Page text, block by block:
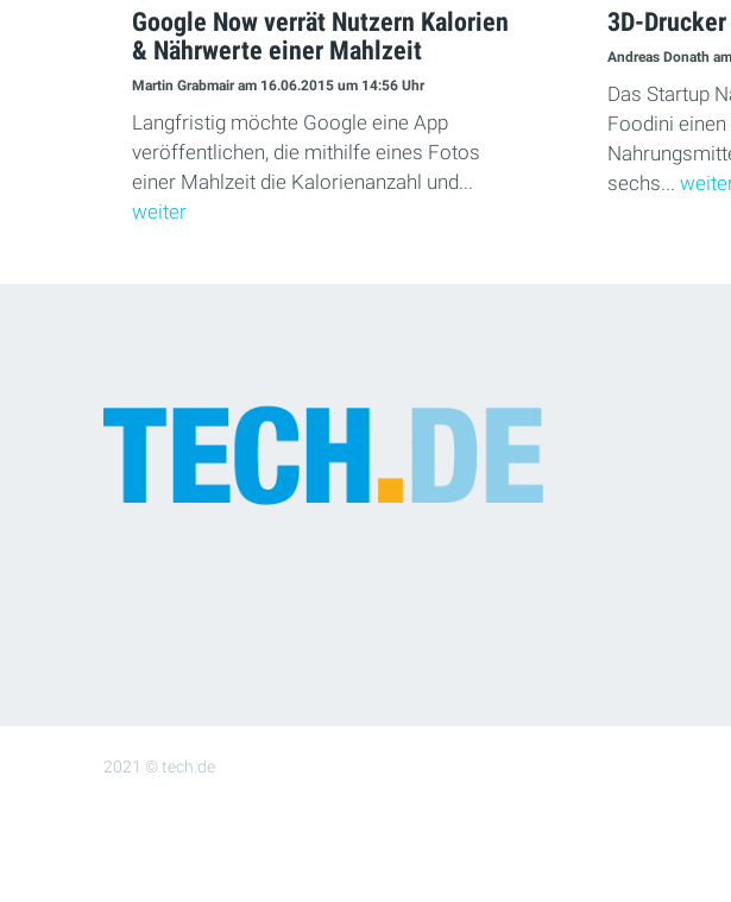
Google Now verrät Nutzern Kalorien
& Nährwerte einer Mahlzeit
Martin Grabmairam 16.06.2015 um 14:56 Uhr
Langfristig möchte Google eine App
veröffentlichen, die mithilfe eines Fotos
einer Mahlzeit die Kalorienanzahl und...
weiter
3D-
Andreas Donath
Das Startup
Foodini
sechs...
2021 © tech.de